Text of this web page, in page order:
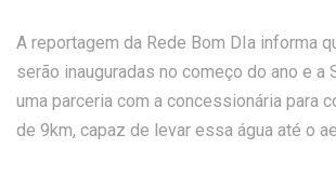
A reportagem da Rede Bom DIa informa
serão inauguradas no começo do ano e a
uma parceria com a concessionária para
de 9km, capaz de levar essa água até o